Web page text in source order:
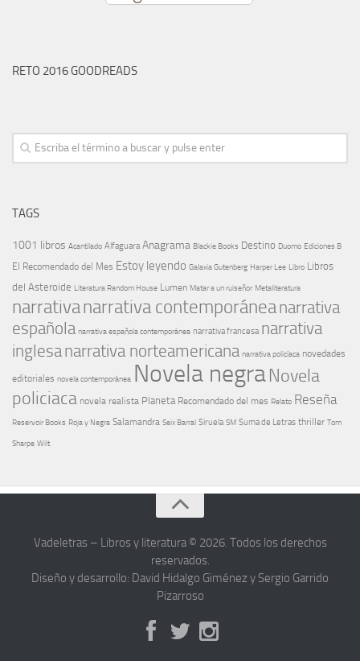
RETO 2016 GOODREADS
TAGS
1001 libros Acantilado Alfaguara Anagrama Blackie Books Destino Duomo Ediciones B
El Recomendado del Mes Estoy leyendo Galaxia Gutenberg Harper Lee Libro Libros
del Asteroide Literatura Random House Lumen Matar a un ruiseñor Metaliteratura
narrativanarrativa contemporáneanarrativa
española narrativa española contemporánea narrativa francesa narrativa
inglesanarrativa norteamericana narrativa policíaca novedades
editoriales novela contemporánea Novela negraNovela
policiaca novela realista Planeta Recomendado del mes Relato Reseña
Reservoir Books Roja y Negra Salamandra Seix Barral Siruela SM Suma de Letras thriller Tom
Sharpe Wilt
Vadeletras – Libros y literatura © 2026. Todos los derechos
reservados.
Diseño y desarrollo: David Hidalgo Giménez y Sergio Garrido
Pizarroso